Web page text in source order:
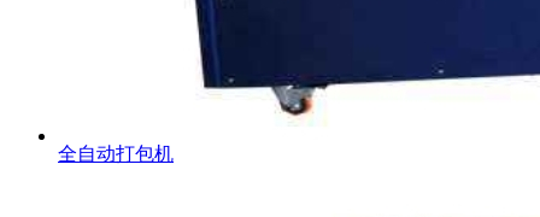
全自动打包机